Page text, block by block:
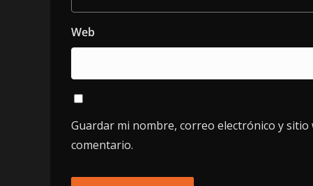
Web
Guardar mi nombre, correo electrónico y
comentario.